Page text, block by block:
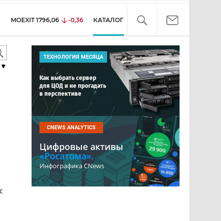
MOEXIT 1796,06 -0,36 КАТАЛОГ
ТЕХНОЛОГИЯ МЕСЯЦА
Как выбрать сервер
для ЦОД и не прогадать
в перспективе
CNEWS ANALYTICS
Цифровые активы
«Росатома».
Инфографика CNews